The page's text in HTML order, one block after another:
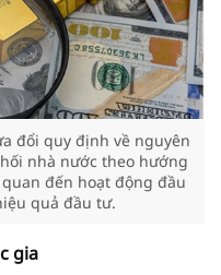
đổi quy định về nguyên
nhà nước theo hướng
đến hoạt động đầu
quả đầu tư.
gia